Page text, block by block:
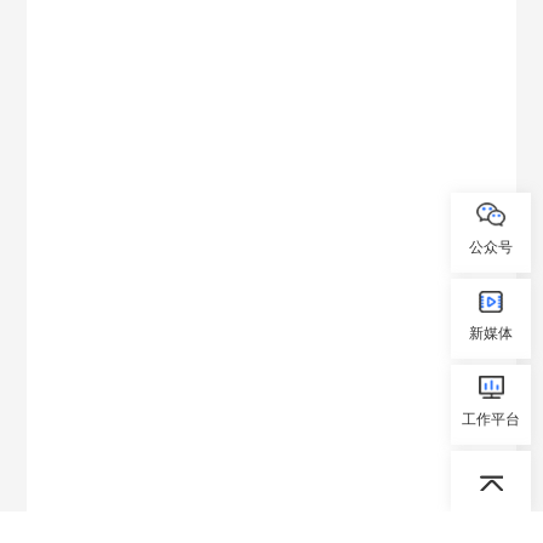
公众号
新媒体
工作平台